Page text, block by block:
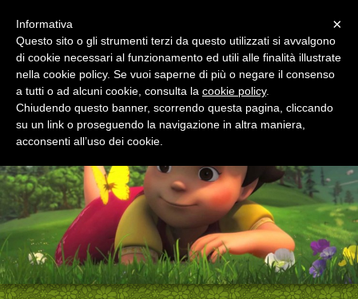
EDUCAZIONE ALLA SALUTE
Corsi, convegni e didattica di formazione e
aggiornamento per operatori della salute
×
Informativa
Questo sito o gli strumenti terzi da questo utilizzati si avvalgono
di cookie necessari al funzionamento ed utili alle finalità illustrate
nella cookie policy. Se vuoi saperne di più o negare il consenso
a tutti o ad alcuni cookie, consulta la cookie policy.
Chiudendo questo banner, scorrendo questa pagina, cliccando
su un link o proseguendo la navigazione in altra maniera,
acconsenti all’uso dei cookie.